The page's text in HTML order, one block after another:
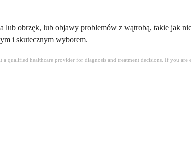
obrzęk, lub objawy problemów z wątrobą, takie jak
i skutecznym wyborem.
qualified healthcare provider for diagnosis and treatment decisions. If you